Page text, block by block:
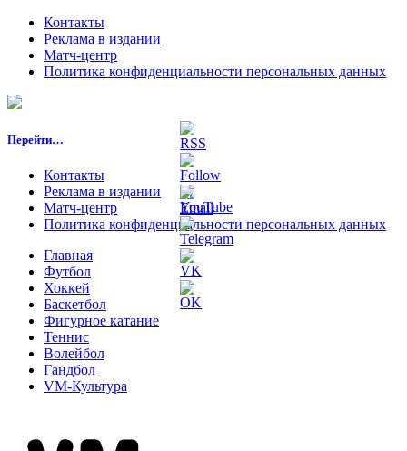
Контакты
Реклама в издании
Матч-центр
Политика конфиденциальности персональных данных
Перейти…
Контакты
Реклама в издании
Матч-центр
Политика конфиденциальности персональных данных
Главная
Футбол
Хоккей
Баскетбол
Фигурное катание
Теннис
Волейбол
Гандбол
VM-Культура